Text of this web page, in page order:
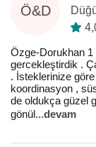
Ö&D
Özge-Dorukhan
gercekleştirdik .
. İsteklerinize
koordinasyon ,
de oldukça güzel
gönül...devam